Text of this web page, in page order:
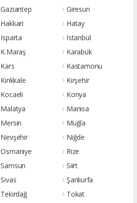
Gaziantep
Giresun
Hakkari
Hatay
Isparta
İstanbul
K.Maraş
Karabük
Kars
Kastamonu
Kırıkkale
Kırşehir
Kocaeli
Konya
Malatya
Manisa
Mersin
Muğla
Nevşehir
Niğde
Osmaniye
Rize
Samsun
Siirt
Sivas
Şanlıurfa
Tekirdağ Tokat